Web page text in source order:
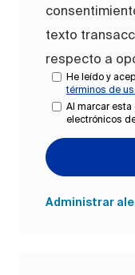
texto
respecto a
He leído y
términos de
Al marcar esta
electrónicos
Administrar